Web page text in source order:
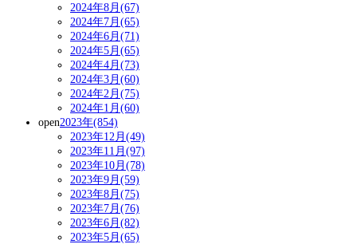
2024年8月(67)
2024年7月(65)
2024年6月(71)
2024年5月(65)
2024年4月(73)
2024年3月(60)
2024年2月(75)
2024年1月(60)
open2023年(854)
2023年12月(49)
2023年11月(97)
2023年10月(78)
2023年9月(59)
2023年8月(75)
2023年7月(76)
2023年6月(82)
2023年5月(65)